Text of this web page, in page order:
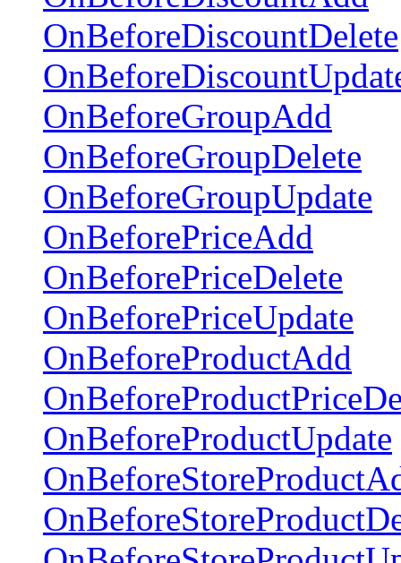
OnBeforeDiscountDelete
OnBeforeGroupAdd
OnBeforeGroupDelete
OnBeforeGroupUpdate
OnBeforePriceAdd
OnBeforePriceDelete
OnBeforePriceUpdate
OnBeforeProductAdd
OnBeforeProductUpdate